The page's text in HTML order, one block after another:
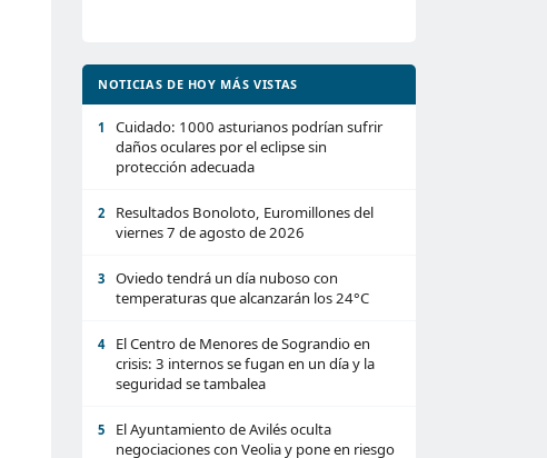
NOTICIAS DE HOY MÁS VISTAS
1
Cuidado: 1000 asturianos podrían sufrir
daños oculares por el eclipse sin
protección adecuada
2
Resultados Bonoloto, Euromillones del
viernes 7 de agosto de 2026
3
Oviedo tendrá un día nuboso con
temperaturas que alcanzarán los 24°C
4
El Centro de Menores de Sograndio en
crisis: 3 internos se fugan en un día y la
seguridad se tambalea
5
El Ayuntamiento de Avilés oculta
negociaciones con Veolia y pone en riesgo